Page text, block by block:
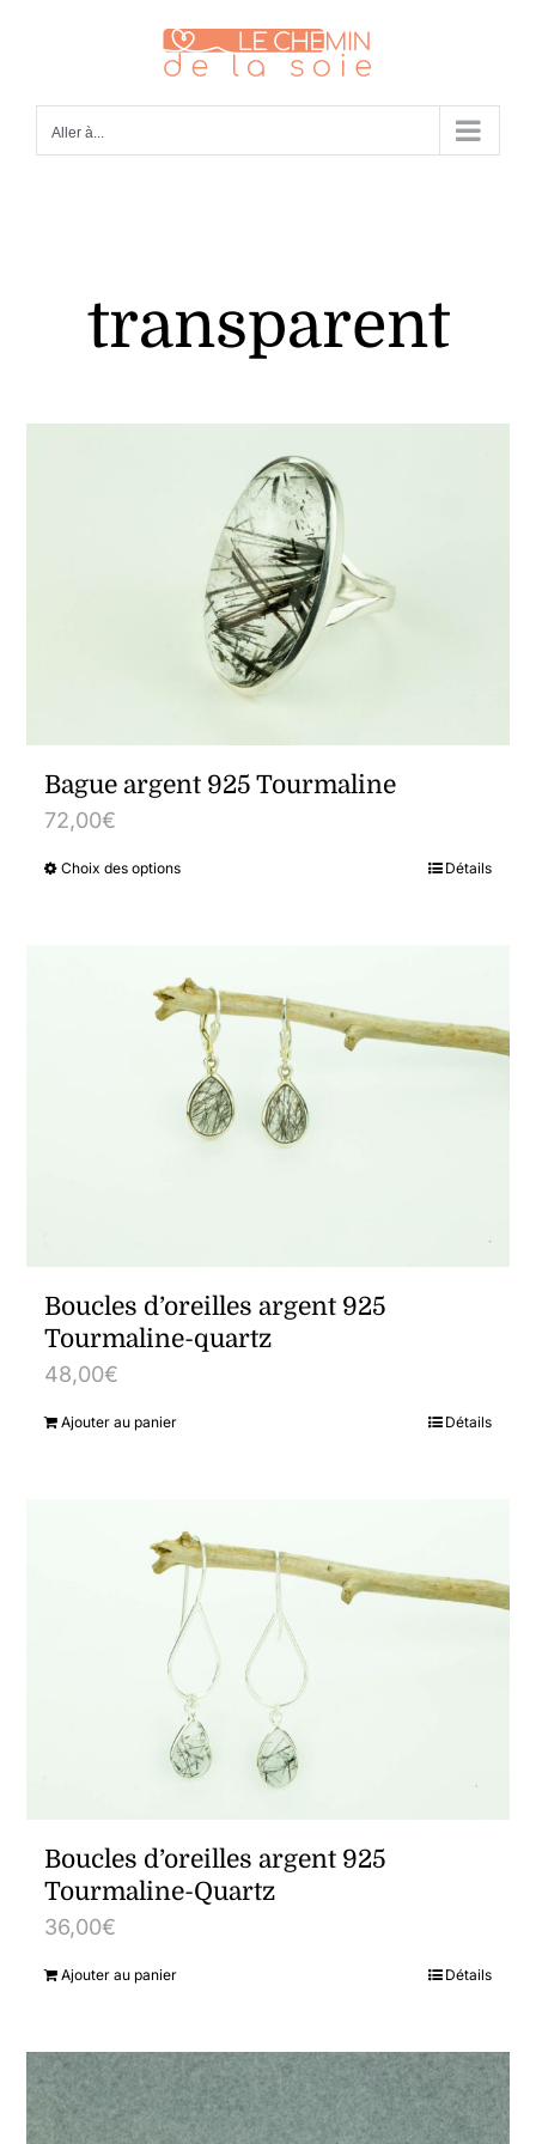
Aller à...
transparent
Bague argent 925 Tourmaline
72,00€
Choix des optionsCe
plusieurs
variations.
Les
options
peuvent
la
page
Détails
Boucles d’oreilles argent 925
Tourmaline-quartz
48,00€
Ajouter au panier Détails
Boucles d’oreilles argent 925
Tourmaline-Quartz
36,00€
Ajouter au panier Détails